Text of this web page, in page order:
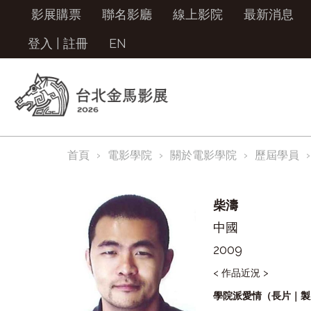
影展購票 聯名影廳 線上影院
最新消息
登入
註冊 EN
首頁 電影學院 關於電影學院 歷屆學員
柴濤
中國
2009
< 作品近況 >
學院派愛情（長片｜